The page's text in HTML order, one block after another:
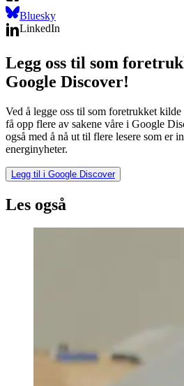
Bluesky
LinkedIn
Legg oss til som
Google Discover!
Ved å legge oss til som foretrukket
få opp flere av sakene våre i Google
også med å nå ut til flere lesere som er
energinyheter.
Legg til i Google Discover
Les også